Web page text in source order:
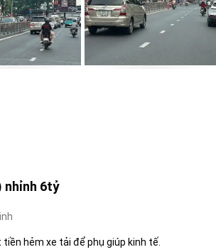
nhỉnh 6tỷ
hẻm xe tải để phụ giúp kinh tế.